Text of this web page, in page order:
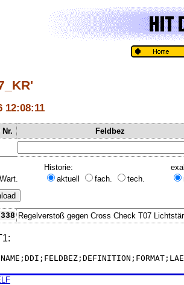
12:08:11
Nr. Feldbez
Wart.
Historie:
aktuell
fach. tech.
Regelverstoß gegen Cross Check T07
: